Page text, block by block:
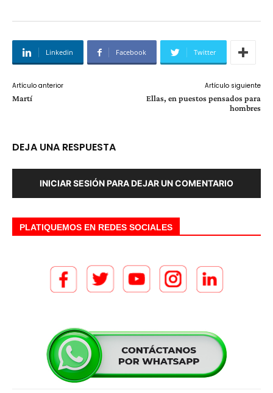
Linkedin Facebook Twitter
Artículo anterior
Martí
Artículo siguiente
Ellas, en puestos pensados para
hombres
DEJA UNA RESPUESTA
INICIAR SESIÓN PARA DEJAR UN COMENTARIO
PLATIQUEMOS EN REDES SOCIALES